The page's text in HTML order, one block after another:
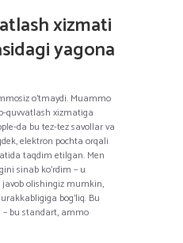
xizmati
yagona
o’tmaydi. Muammo
quvvatlash xizmatiga
da bu tez-tez savollar va
elektron pochta orqali
taqdim etilgan. Men
sinab ko’rdim – u
javob olishingiz mumkin,
bog’liq. Bu
– bu standart, ammo